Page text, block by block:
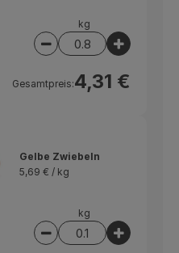
kg
Artikelanzahl
Gesamtpreis:4,31 €
Gelbe Zwiebeln
5,69 € / kg
kg
Artikelanzahl